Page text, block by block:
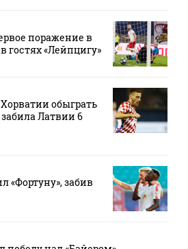
поражение в
гостях «Лейпцигу»
обыграть
Латвии 6
«Фортуну», забив